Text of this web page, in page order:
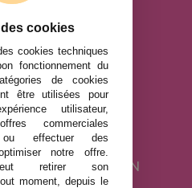
LÉGALES
DE COOKIES
ET RETOUR
DE RÉTRACTATION
cookies
cookies techniques
fonctionnement du
de cookies
être utilisées pour
utilisateur,
commerciales
ou effectuer des
notre offre.
retirer son
moment, depuis le